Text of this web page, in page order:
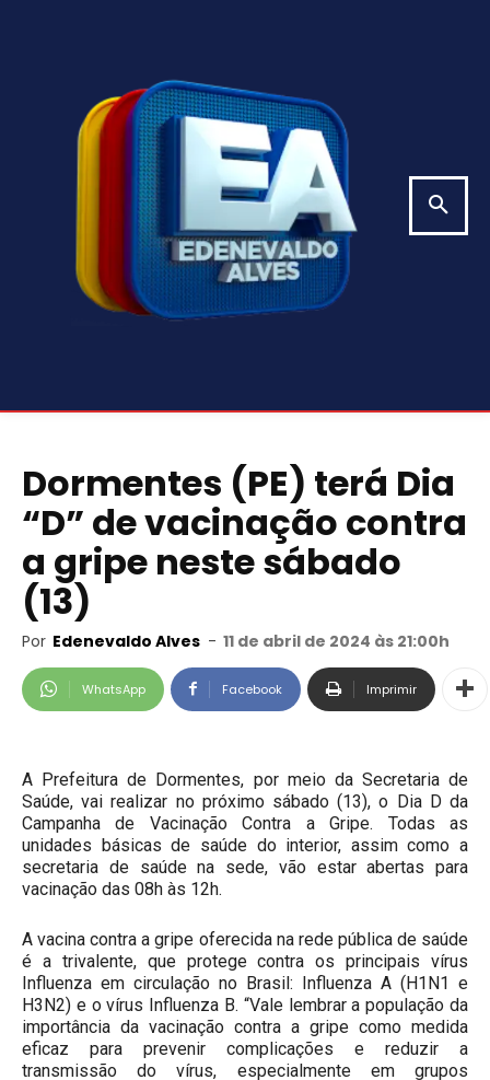
Dormentes (PE) terá Dia
“D” de vacinação contra
a gripe neste sábado
(13)
Por Edenevaldo Alves - 11 de abril de 2024 às 21:00h
WhatsApp Facebook Imprimir
A Prefeitura de Dormentes, por meio da Secretaria de
Saúde, vai realizar no próximo sábado (13), o Dia D da
Campanha de Vacinação Contra a Gripe. Todas as
unidades básicas de saúde do interior, assim como a
secretaria de saúde na sede, vão estar abertas para
vacinação das 08h às 12h.
A vacina contra a gripe oferecida na rede pública de saúde
é a trivalente, que protege contra os principais vírus
Influenza em circulação no Brasil: Influenza A (H1N1 e
H3N2) e o vírus Influenza B. “Vale lembrar a população da
importância da vacinação contra a gripe como medida
eficaz para prevenir complicações e reduzir a
transmissão do vírus, especialmente em grupos